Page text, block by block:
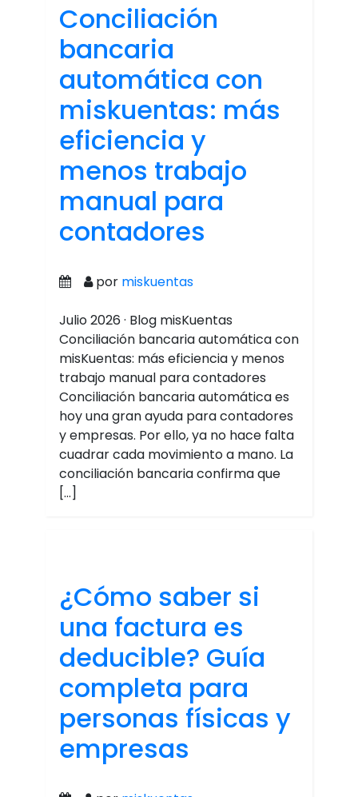
Conciliación
bancaria
automática con
miskuentas: más
eficiencia y
menos trabajo
manual para
contadores
por miskuentas
Julio 2026 · Blog misKuentas
Conciliación bancaria automática con
misKuentas: más eficiencia y menos
trabajo manual para contadores
Conciliación bancaria automática es
hoy una gran ayuda para contadores
y empresas. Por ello, ya no hace falta
cuadrar cada movimiento a mano. La
conciliación bancaria confirma que
[…]
¿Cómo saber si
una factura es
deducible? Guía
completa para
personas físicas y
empresas